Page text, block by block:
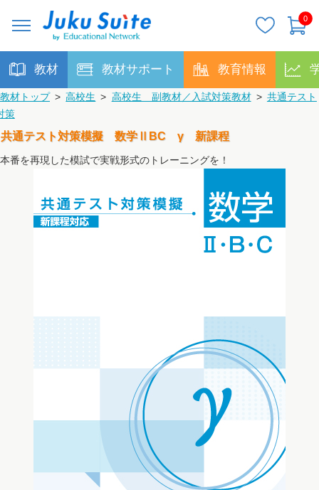
0
教材 教材サポート 教育情報
教材トップ > 高校生 > 高校生 副教材／入試対策教材 > 共通テスト
策
共通テスト対策模擬 数学ⅡBC γ 新課程
本番を再現した模試で実戦形式のトレーニングを！